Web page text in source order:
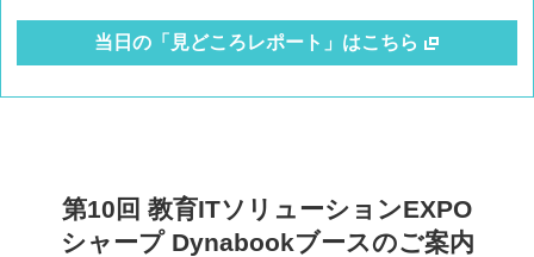
当日の「見どころレポート」はこちら
第10回 教育ITソリューションEXPO
シャープ Dynabookブースのご案内